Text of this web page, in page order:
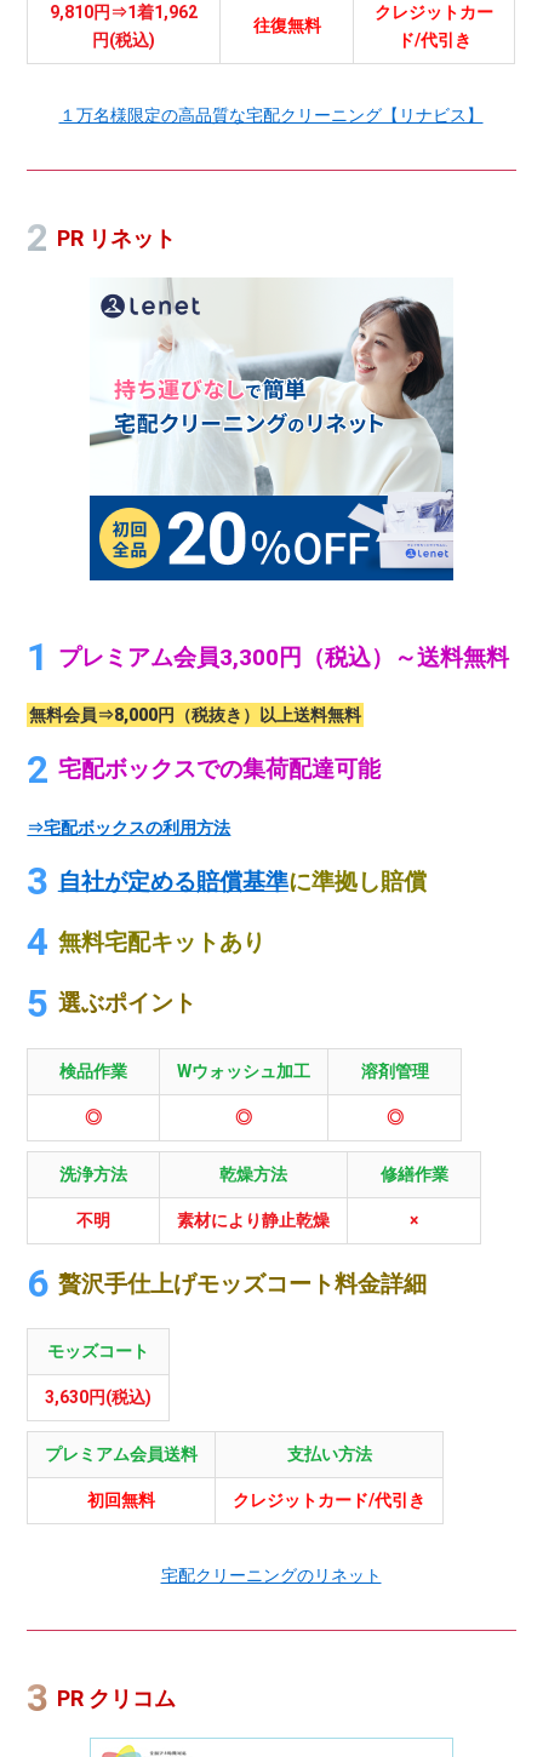
9,810円⇒1着1,962
円(税込)
往復無料
クレジットカー
ド/代引き
１万名様限定の高品質な宅配クリーニング【リナビス】
PR リネット
プレミアム会員3,300円（税込）～送料無料
無料会員⇒8,000円（税抜き）以上送料無料
宅配ボックスでの集荷配達可能
⇒宅配ボックスの利用方法
自社が定める賠償基準に準拠し賠償
無料宅配キットあり
選ぶポイント
検品作業 Wウォッシュ加工 溶剤管理
◎ ◎ ◎
洗浄方法 乾燥方法 修繕作業
不明 素材により静止乾燥 ×
贅沢手仕上げモッズコート料金詳細
モッズコート
3,630円(税込)
プレミアム会員送料 支払い方法
初回無料 クレジットカード/代引き
宅配クリーニングのリネット
PR クリコム